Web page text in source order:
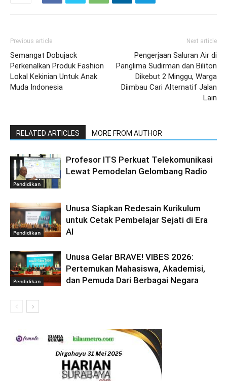
Previous article
Semangat Dobujack
Perkenalkan Produk Fashion
Lokal Kekinian Untuk Anak
Muda Indonesia
Next article
Pengerjaan Saluran Air di
Panglima Sudirman dan Biliton
Dikebut 2 Minggu, Warga
Diimbau Cari Alternatif Jalan
Lain
RELATED ARTICLES MORE FROM AUTHOR
Pendidikan
Profesor ITS Perkuat Telekomunikasi
Lewat Pemodelan Gelombang Radio
Pendidikan
Unusa Siapkan Redesain Kurikulum
untuk Cetak Pembelajar Sejati di Era
AI
Pendidikan
Unusa Gelar BRAVE! VIBES 2026:
Pertemukan Mahasiswa, Akademisi,
dan Pemuda Dari Berbagai Negara